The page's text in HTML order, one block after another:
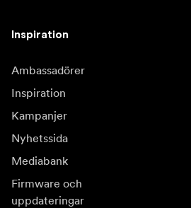
Inspiration
Ambassadörer
Inspiration
Kampanjer
Nyhetssida
Mediabank
Firmware och
uppdateringar